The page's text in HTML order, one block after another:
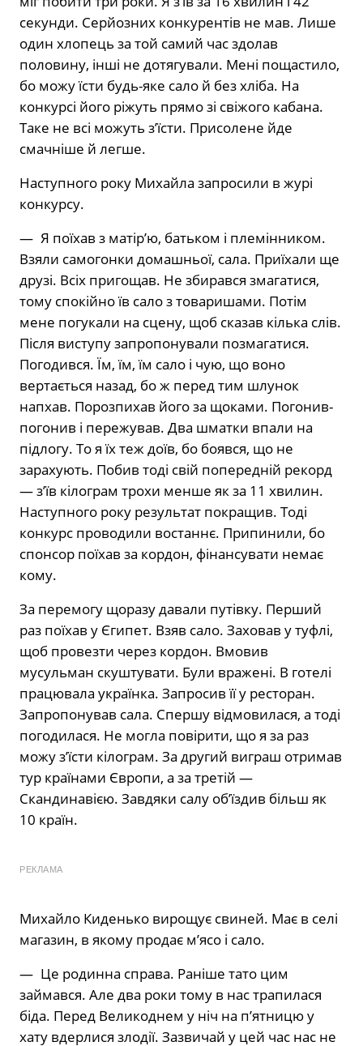
секунди. Серйозних конкурентів не мав. Лише
один хлопець за той самий час здолав
половину, інші не дотягували. Мені пощастило,
бо можу їсти будь-яке сало й без хліба. На
конкурсі його ріжуть прямо зі свіжого кабана.
Таке не всі можуть з’їсти. Присолене йде
смачніше й легше.
Наступного року Михайла запросили в журі
конкурсу.
— Я поїхав з матір’ю, батьком і племінником.
Взяли самогонки домашньої, сала. Приїхали ще
друзі. Всіх пригощав. Не збирався змагатися,
тому спокійно їв сало з товаришами. Потім
мене погукали на сцену, щоб сказав кілька слів.
Після виступу запропонували позмагатися.
Погодився. Їм, їм, їм сало і чую, що воно
вертається назад, бо ж перед тим шлунок
напхав. Порозпихав його за щоками. Погонив-
погонив і пережував. Два шматки впали на
підлогу. То я їх теж доїв, бо боявся, що не
зарахують. Побив тоді свій попередній рекорд
— з’їв кілограм трохи менше як за 11 хвилин.
Наступного року результат покращив. Тоді
конкурс проводили востаннє. Припинили, бо
спонсор поїхав за кордон, фінансувати немає
кому.
За перемогу щоразу давали путівку. Перший
раз поїхав у Єгипет. Взяв сало. Заховав у туфлі,
щоб провезти через кордон. Вмовив
мусульман скуштувати. Були вражені. В готелі
працювала українка. Запросив її у ресторан.
Запропонував сала. Спершу відмовилася, а тоді
погодилася. Не могла повірити, що я за раз
можу з’їсти кілограм. За другий виграш отримав
тур країнами Європи, а за третій —
Скандинавією. Завдяки салу об’їздив більш як
10 країн.
РЕКЛАМА
Михайло Киденько вирощує свиней. Має в селі
магазин, в якому продає м’ясо і сало.
— Це родинна справа. Раніше тато цим
займався. Але два роки тому в нас трапилася
біда. Перед Великоднем у ніч на п’ятницю у
хату вдерлися злодії. Зазвичай у цей час нас не